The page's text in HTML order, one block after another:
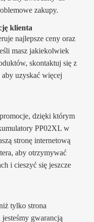
zakupy.
klienta
najlepsze ceny oraz
masz jakiekolwiek
skontaktuj się z
aby uzyskać więcej
dzięki którym
PP02XL w
stronę internetową
aby otrzymywać
i cieszyć się jeszcze
tylko strona
gwarancją